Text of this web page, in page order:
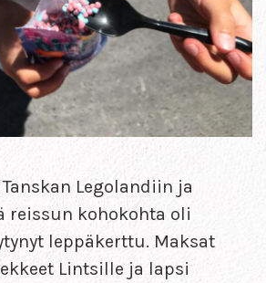
Legolandiin ja
reissun kohokohta oli
leppäkerttu. Maksat
Lintsille ja lapsi